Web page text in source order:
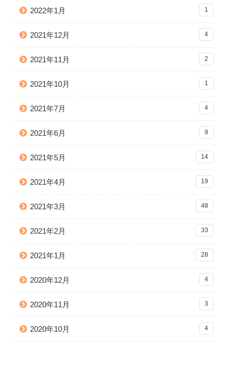
2022年1月 1
2021年12月 4
2021年11月 2
2021年10月 1
2021年7月 4
2021年6月 9
2021年5月 14
2021年4月 19
2021年3月 48
2021年2月 33
2021年1月 28
2020年12月 4
2020年11月 3
2020年10月 4